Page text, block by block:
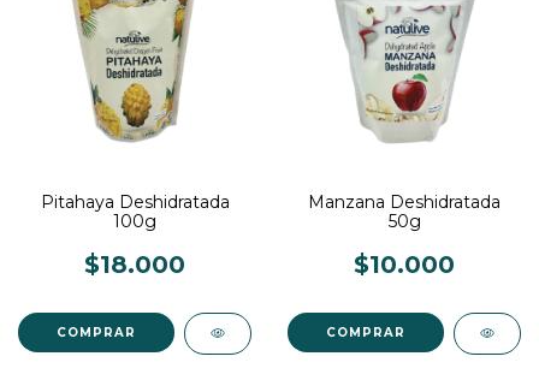
Pitahaya Deshidratada
100g
$18.000
Manzana Deshidratada
50g
$10.000